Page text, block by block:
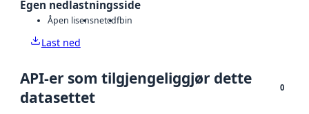
Egen nedlastningsside
Åpen lisensnetcdfbin
Last ned
API-er som tilgjengeliggjør dette
datasettet
0